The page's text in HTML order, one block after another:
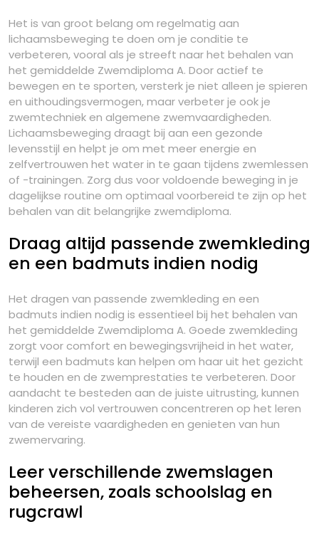
Het is van groot belang om regelmatig aan
lichaamsbeweging te doen om je conditie te
verbeteren, vooral als je streeft naar het behalen van
het gemiddelde Zwemdiploma A. Door actief te
bewegen en te sporten, versterk je niet alleen je spieren
en uithoudingsvermogen, maar verbeter je ook je
zwemtechniek en algemene zwemvaardigheden.
Lichaamsbeweging draagt bij aan een gezonde
levensstijl en helpt je om met meer energie en
zelfvertrouwen het water in te gaan tijdens zwemlessen
of -trainingen. Zorg dus voor voldoende beweging in je
dagelijkse routine om optimaal voorbereid te zijn op het
behalen van dit belangrijke zwemdiploma.
Draag altijd passende zwemkleding
en een badmuts indien nodig
Het dragen van passende zwemkleding en een
badmuts indien nodig is essentieel bij het behalen van
het gemiddelde Zwemdiploma A. Goede zwemkleding
zorgt voor comfort en bewegingsvrijheid in het water,
terwijl een badmuts kan helpen om haar uit het gezicht
te houden en de zwemprestaties te verbeteren. Door
aandacht te besteden aan de juiste uitrusting, kunnen
kinderen zich vol vertrouwen concentreren op het leren
van de vereiste vaardigheden en genieten van hun
zwemervaring.
Leer verschillende zwemslagen
beheersen, zoals schoolslag en
rugcrawl